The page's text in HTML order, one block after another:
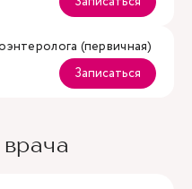
(первичная)
Записаться